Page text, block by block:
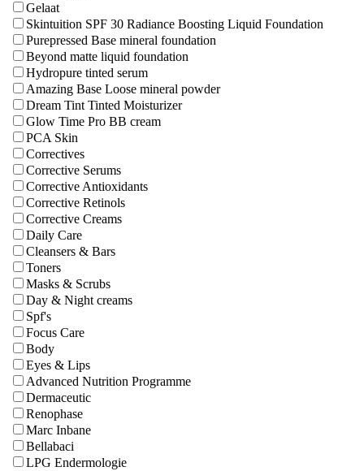
Gelaat
Skintuition SPF 30 Radiance Boosting Liquid Foundation
Purepressed Base mineral foundation
Beyond matte liquid foundation
Hydropure tinted serum
Amazing Base Loose mineral powder
Dream Tint Tinted Moisturizer
Glow Time Pro BB cream
PCA Skin
Correctives
Corrective Serums
Corrective Antioxidants
Corrective Retinols
Corrective Creams
Daily Care
Cleansers & Bars
Toners
Masks & Scrubs
Day & Night creams
Spf's
Focus Care
Body
Eyes & Lips
Advanced Nutrition Programme
Dermaceutic
Renophase
Marc Inbane
Bellabaci
LPG Endermologie